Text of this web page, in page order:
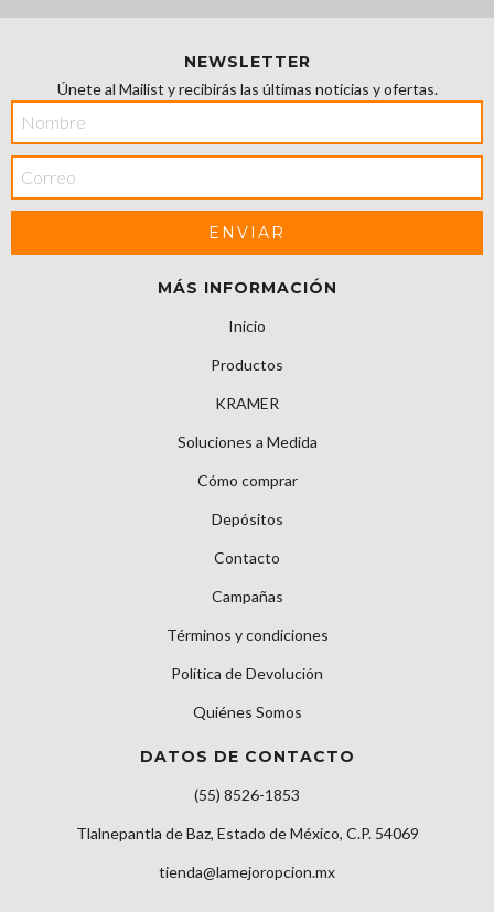
NEWSLETTER
Únete al Mailist y recibirás las últimas noticias y ofertas.
MÁS INFORMACIÓN
Inicio
Productos
KRAMER
Soluciones a Medida
Cómo comprar
Depósitos
Contacto
Campañas
Términos y condiciones
Política de Devolución
Quiénes Somos
DATOS DE CONTACTO
(55) 8526-1853
Tlalnepantla de Baz, Estado de México, C.P. 54069
tienda@lamejoropcion.mx